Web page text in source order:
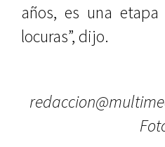
años, es una
locuras”, dijo.